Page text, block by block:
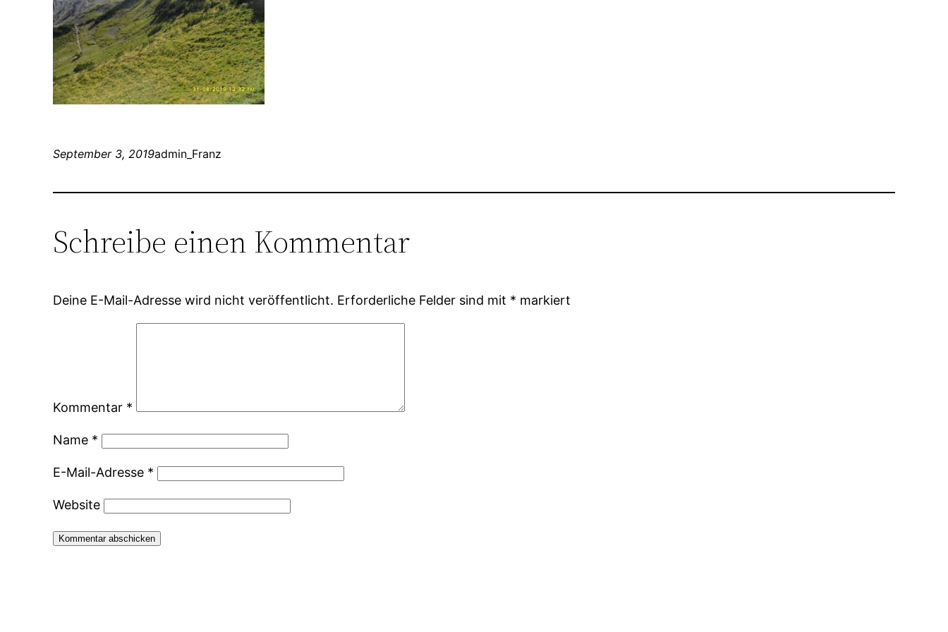
September 3, 2019admin_Franz
Schreibe einen Kommentar
Deine E-Mail-Adresse wird nicht veröffentlicht. Erforderliche Felder sind mit * markiert
Kommentar *
Name *
E-Mail-Adresse *
Website